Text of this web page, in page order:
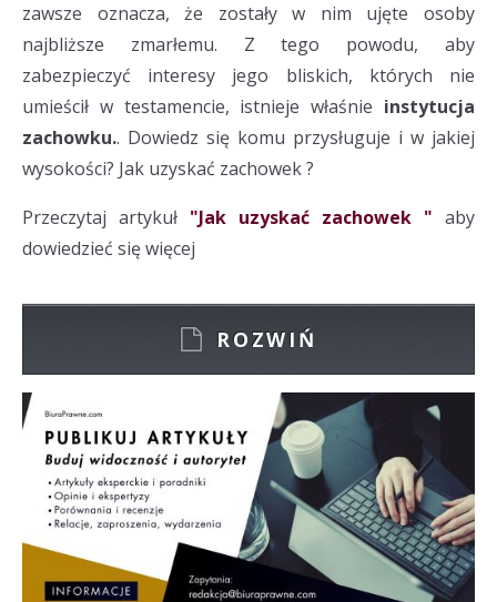
zawsze oznacza, że zostały w nim ujęte osoby
najbliższe zmarłemu. Z tego powodu, aby
zabezpieczyć interesy jego bliskich, których nie
umieścił w testamencie, istnieje właśnie instytucja
zachowku.. Dowiedz się komu przysługuje i w jakiej
wysokości? Jak uzyskać zachowek ?
Przeczytaj artykuł "Jak uzyskać zachowek " aby
dowiedzieć się więcej
ROZWIŃ